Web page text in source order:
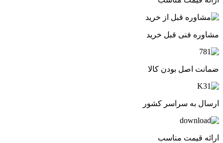
مشاوره فنی قبل خرید
ضمانت اصل بودن کالا
ارسال به سراسر کشور
ارائه قیمت مناسب